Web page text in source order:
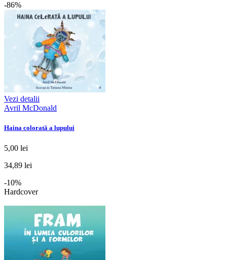
-86%
Vezi detalii
Avril McDonald
Haina colorată a lupului
5,00 lei
34,89 lei
-10%
Hardcover